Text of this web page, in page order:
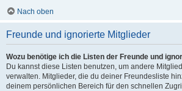
Nach oben
Freunde und ignorierte Mitglieder
Wozu benötige ich die Listen der Freunde und
Du kannst diese Listen benutzen, um andere
verwalten. Mitglieder, die du deiner Freundesliste
deinem persönlichen Bereich für den schnellen